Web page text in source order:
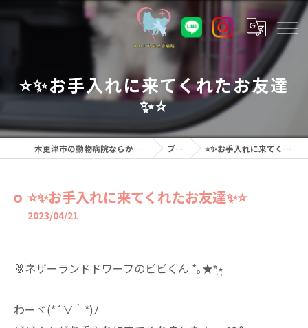
⭐️✨️お手入れに来てくれたお友達
✨️⭐️
木更津市の動物病院ならかねだ動物総合病院 ブログ ⭐️✨️お手入れに来てくれたお友達✨️⭐️
⭐️✨️お手入れに来てくれたお友達✨️⭐️
2023/04/21
🐰ネザーランドドワーフのビビくん *｡★*̣̩⋆̩⁡
わーヾ(*´∀｀*)ﾉ